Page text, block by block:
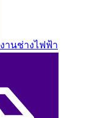
งานช่างไฟฟ้า